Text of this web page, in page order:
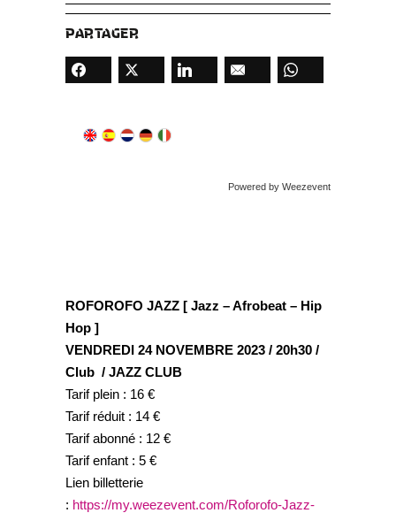
PARTAGER
Powered by Weezevent
ROFOROFO JAZZ [ Jazz – Afrobeat – Hip
Hop ]
VENDREDI 24 NOVEMBRE 2023 / 20h30 /
Club / JAZZ CLUB
Tarif plein : 16 €
Tarif réduit : 14 €
Tarif abonné : 12 €
Tarif enfant : 5 €
Lien billetterie
: https://my.weezevent.com/Roforofo-Jazz-